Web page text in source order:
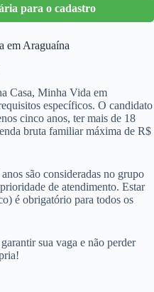
para o cadastro
em Araguaína
Casa, Minha Vida em
específicos. O candidato
cinco anos, ter mais de 18
bruta familiar máxima de R$
são consideradas no grupo
de atendimento. Estar
é obrigatório para todos os
sua vaga e não perder